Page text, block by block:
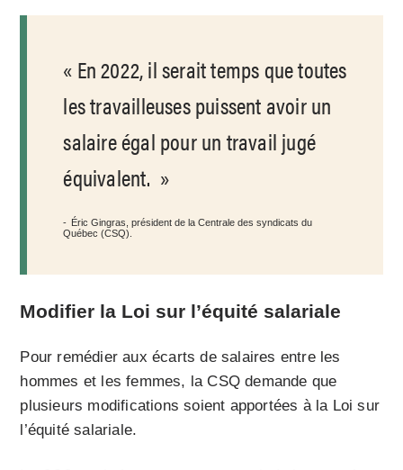
En 2022, il serait temps que toutes
les travailleuses puissent avoir un
salaire égal pour un travail jugé
équivalent.
Éric Gingras, président de la Centrale des syndicats du
Québec (CSQ).
Modifier la Loi sur l’équité salariale
Pour remédier aux écarts de salaires entre les
hommes et les femmes, la CSQ demande que
plusieurs modifications soient apportées à la Loi sur
l’équité salariale.